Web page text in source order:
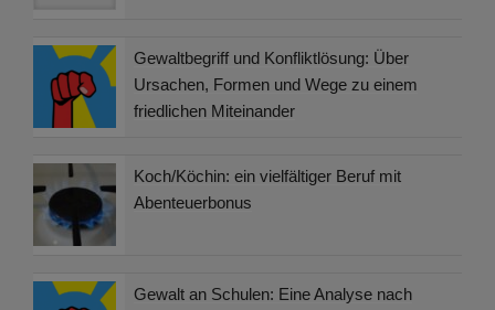
Gewaltbegriff und Konfliktlösung: Über
Ursachen, Formen und Wege zu einem
friedlichen Miteinander
Koch/Köchin: ein vielfältiger Beruf mit
Abenteuerbonus
Gewalt an Schulen: Eine Analyse nach